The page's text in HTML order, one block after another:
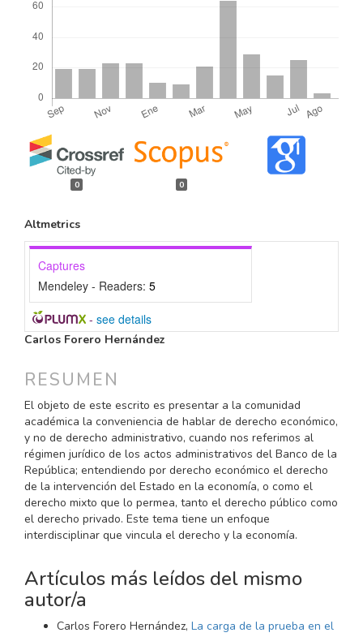
0 0
Altmetrics
Captures
Mendeley - Readers: 5
- see details
CONTENIDO
DEL
ARTÍCULO
Carlos Forero Hernández
RESUMEN
El objeto de este escrito es presentar a la comunidad
académica la conveniencia de hablar de derecho económico,
y no de derecho administrativo, cuando nos referimos al
régimen jurídico de los actos administrativos del Banco de la
República; entendiendo por derecho económico el derecho
de la intervención del Estado en la economía, o como el
derecho mixto que lo permea, tanto el derecho público como
el derecho privado. Este tema tiene un enfoque
interdisciplinar que vincula el derecho y la economía.
Artículos más leídos del mismo
autor/a
Carlos Forero Hernández, La carga de la prueba en el